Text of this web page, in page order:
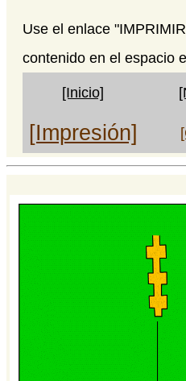
Use el enlace
contenido en el espacio
[Inicio]
[Impresión]